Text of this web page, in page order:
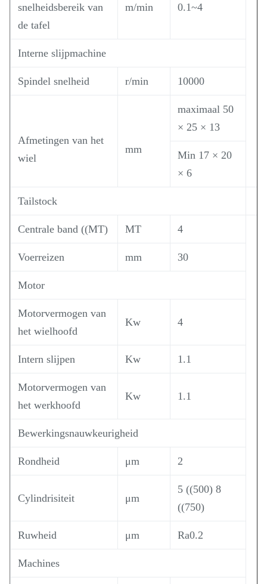
snelheidsbereik van
de tafel
m/min 0.1~4
Interne slijpmachine
Spindel snelheid r/min 10000
Afmetingen van het
wiel
mm
maximaal 50
× 25 × 13
Min 17 × 20
× 6
Tailstock
Centrale band ((MT) MT 4
Voerreizen mm 30
Motor
Motorvermogen van
het wielhoofd
Kw 4
Intern slijpen Kw 1.1
Motorvermogen van
het werkhoofd
Kw 1.1
Bewerkingsnauwkeurigheid
Rondheid μm 2
Cylindrisiteit μm
5 ((500) 8
((750)
Ruwheid μm Ra0.2
Machines